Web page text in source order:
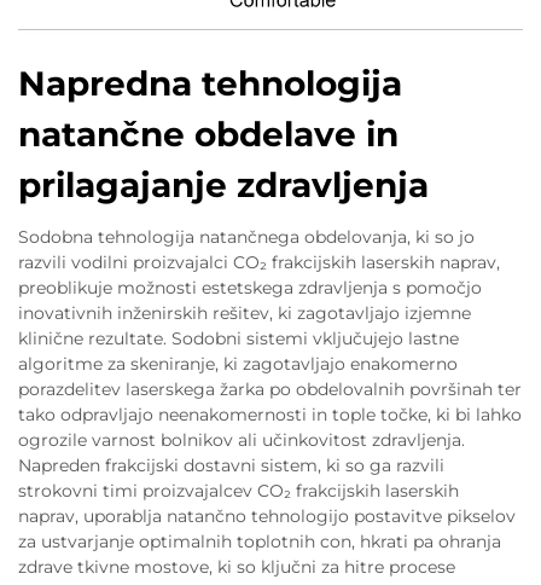
Napredna tehnologija
natančne obdelave in
prilagajanje zdravljenja
Sodobna tehnologija natančnega obdelovanja, ki so jo
razvili vodilni proizvajalci CO₂ frakcijskih laserskih naprav,
preoblikuje možnosti estetskega zdravljenja s pomočjo
inovativnih inženirskih rešitev, ki zagotavljajo izjemne
klinične rezultate. Sodobni sistemi vključujejo lastne
algoritme za skeniranje, ki zagotavljajo enakomerno
porazdelitev laserskega žarka po obdelovalnih površinah ter
tako odpravljajo neenakomernosti in tople točke, ki bi lahko
ogrozile varnost bolnikov ali učinkovitost zdravljenja.
Napreden frakcijski dostavni sistem, ki so ga razvili
strokovni timi proizvajalcev CO₂ frakcijskih laserskih
naprav, uporablja natančno tehnologijo postavitve pikselov
za ustvarjanje optimalnih toplotnih con, hkrati pa ohranja
zdrave tkivne mostove, ki so ključni za hitre procese